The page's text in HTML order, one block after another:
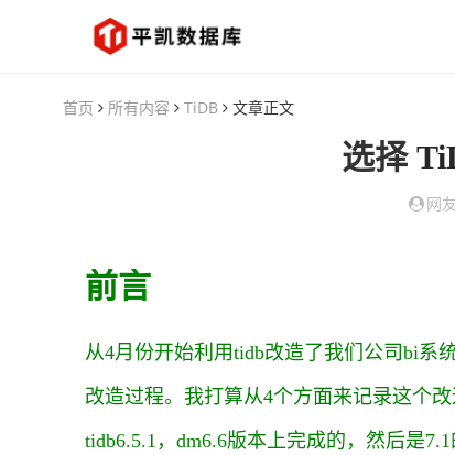
首页 所有内容 TiDB 文章正文
选择
网
前言
从4月份开始利用tidb改造了我们公司bi系
改造过程。我打算从4个方面来记录这个
tidb6.5.1，dm6.6版本上完成的，然后是